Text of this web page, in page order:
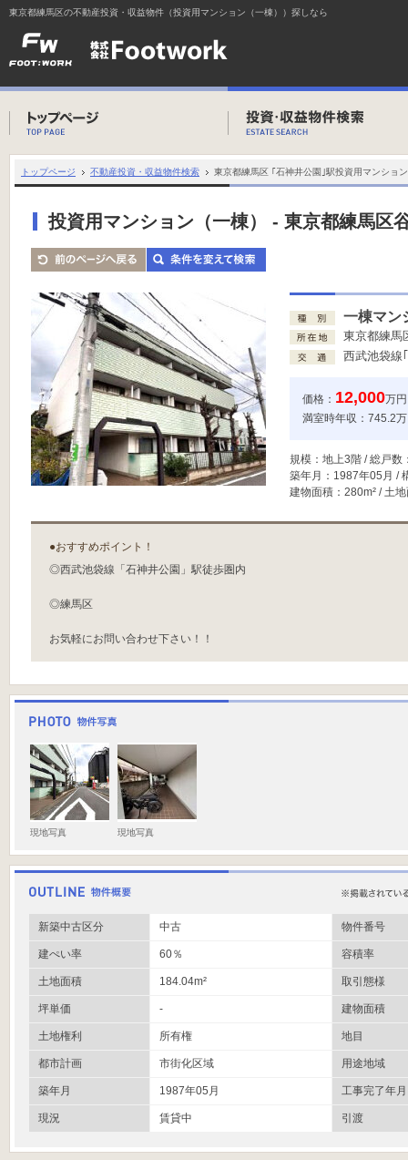
東京都練馬区の不動産投資・収益物件（投資用マンション（一棟））探しなら
トップページ 不動産投資・収益物件検索 東京都練馬区 ｢石神井公園｣駅投資用マンショ
投資用マンション（一棟） - 東京都練馬区
一棟マン
東京都練馬
西武池袋線
価格： 12,000万
満室時年収：745.2
規模：地上3階 / 総戸数
築年月：1987年05月 /
建物面積：280m² / 土
●おすすめポイント！
◎西武池袋線「石神井公園」駅徒歩圏内
◎練馬区
お気軽にお問い合わせ下さい！！
現地写真 現地写真
新築中古区分 中古 物件番号
建ぺい率 60％ 容積率
土地面積 184.04m² 取引態様
坪単価 - 建物面積
土地権利 所有権 地目
都市計画 市街化区域 用途地域
築年月 1987年05月 工事完了年月
現況 賃貸中 引渡